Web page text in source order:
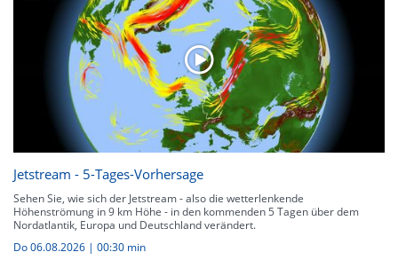
Jetstream - 5-Tages-Vorhersage
Sehen Sie, wie sich der Jetstream - also die wetterlenkende
Höhenströmung in 9 km Höhe - in den kommenden 5 Tagen über dem
Nordatlantik, Europa und Deutschland verändert.
Do 06.08.2026 | 00:30 min